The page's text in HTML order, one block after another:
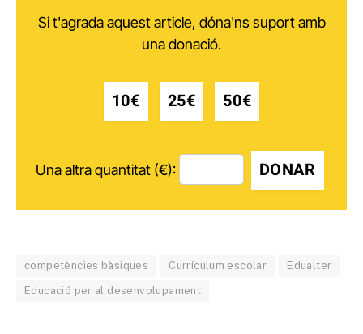
Si t'agrada aquest article, dóna'ns suport amb
una donació.
10€ 25€ 50€
Una altra quantitat (€): DONAR
competències bàsiques Currículum escolar Edualter
Educació per al desenvolupament